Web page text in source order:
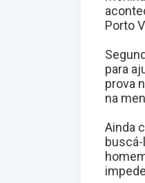
Porto
para
prova
na
Ainda
buscá-